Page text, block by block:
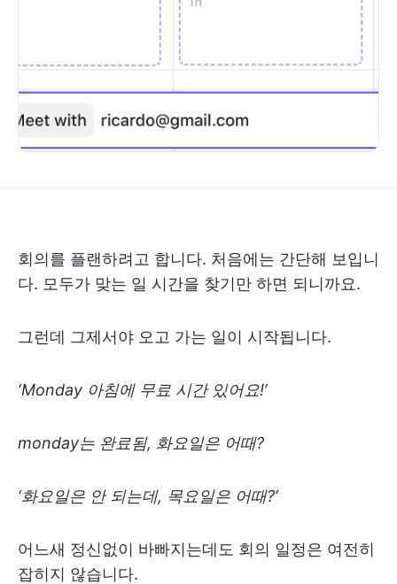
회의를 플랜하려고 합니다. 처음에는 간단해 보입니
다. 모두가 맞는 일 시간을 찾기만 하면 되니까요.
그런데 그제서야 오고 가는 일이 시작됩니다.
‘Monday 아침에 무료 시간 있어요!’
monday는 완료됨, 화요일은 어때?
‘화요일은 안 되는데, 목요일은 어때?’
어느새 정신없이 바빠지는데도 회의 일정은 여전히
잡히지 않습니다.